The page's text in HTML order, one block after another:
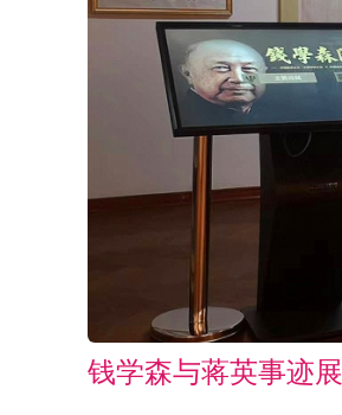
钱学森与蒋英事迹展